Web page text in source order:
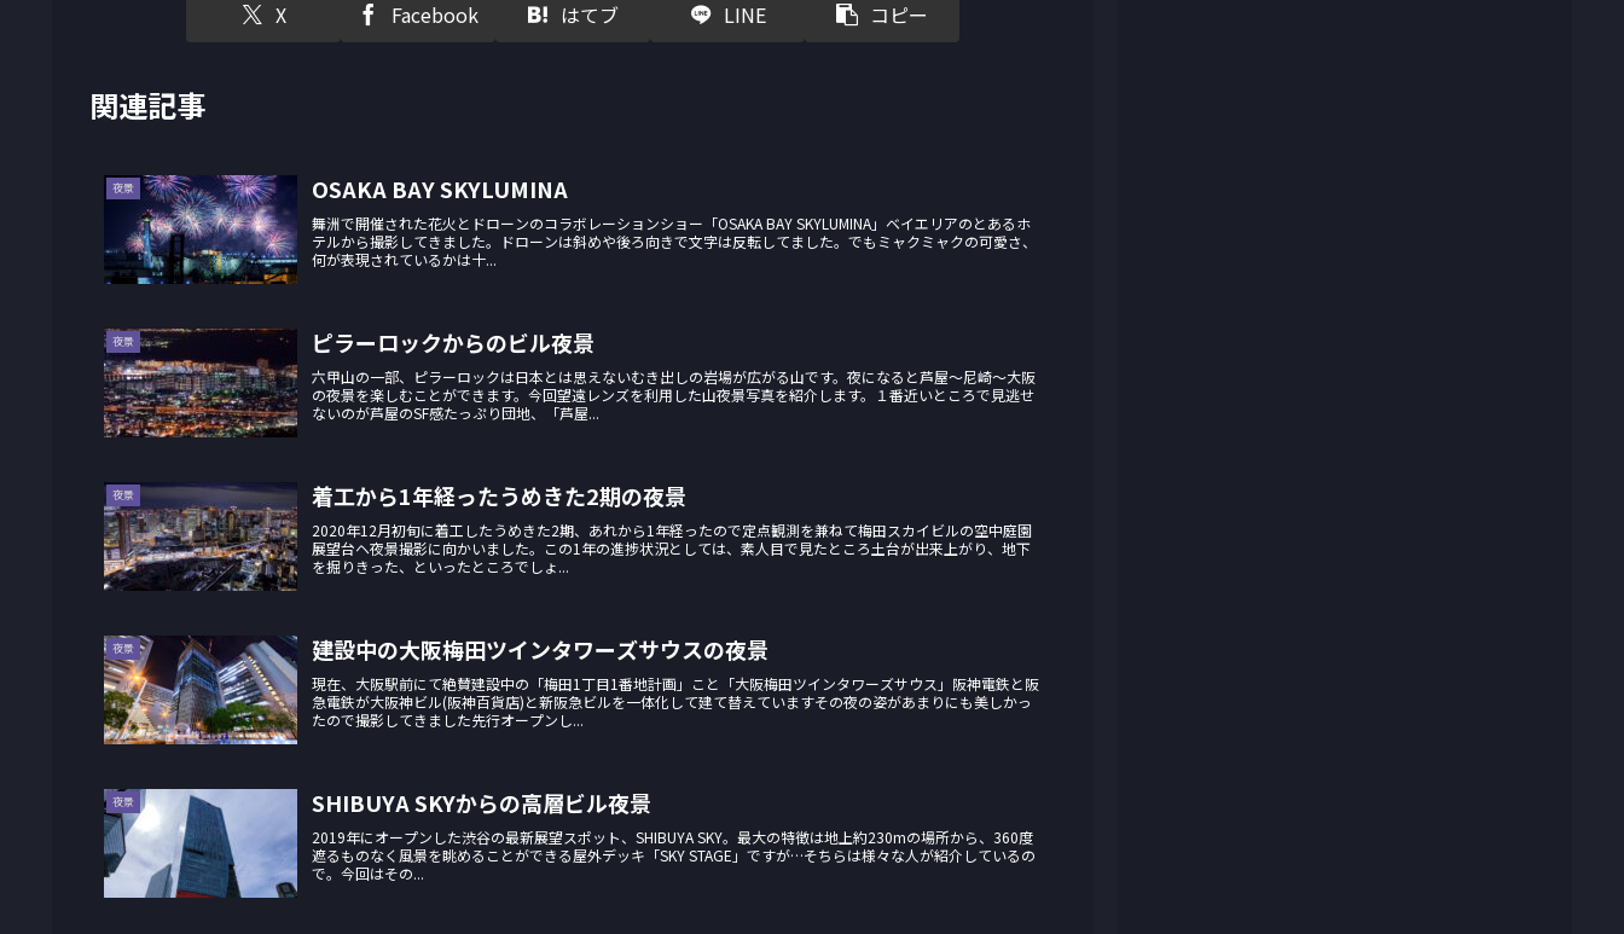
X Facebook はてブ LINE コピー
関連記事
夜景 OSAKA BAY SKYLUMINA
舞洲で開催された花火とドローンのコラボレーションショー「OSAKA BAY SKYLUMINA」ベイエリアのとあるホ
テルから撮影してきました。ドローンは斜めや後ろ向きで文字は反転してました。でもミャクミャクの可愛さ、
何が表現されているかは十...
夜景 ピラーロックからのビル夜景
六甲山の一部、ピラーロックは日本とは思えないむき出しの岩場が広がる山です。夜になると芦屋〜尼崎〜大阪
の夜景を楽しむことができます。今回望遠レンズを利用した山夜景写真を紹介します。１番近いところで見逃せ
ないのが芦屋のSF感たっぷり団地、「芦屋...
夜景 着工から1年経ったうめきた2期の夜景
2020年12月初旬に着工したうめきた2期、あれから1年経ったので定点観測を兼ねて梅田スカイビルの空中庭園
展望台ヘ夜景撮影に向かいました。この1年の進捗状況としては、素人目で見たところ土台が出来上がり、地下
を掘りきった、といったところでしょ...
夜景 建設中の大阪梅田ツインタワーズサウスの夜景
現在、大阪駅前にて絶賛建設中の「梅田1丁目1番地計画」こと「大阪梅田ツインタワーズサウス」阪神電鉄と阪
急電鉄が大阪神ビル(阪神百貨店)と新阪急ビルを一体化して建て替えていますその夜の姿があまりにも美しかっ
たので撮影してきました先行オープンし...
夜景 SHIBUYA SKYからの高層ビル夜景
2019年にオープンした渋谷の最新展望スポット、SHIBUYA SKY。最大の特徴は地上約230mの場所から、360度
遮るものなく風景を眺めることができる屋外デッキ「SKY STAGE」ですが…そちらは様々な人が紹介しているの
で。今回はその...